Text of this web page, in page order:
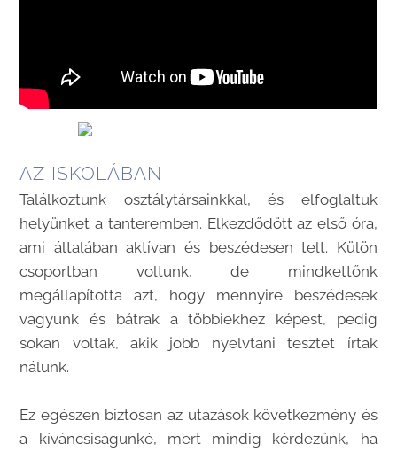
AZ ISKOLÁBAN
Találkoztunk osztálytársainkkal, és elfoglaltuk
helyünket a tanteremben. Elkezdődött az első óra,
ami általában aktívan és beszédesen telt. Külön
csoportban voltunk, de mindkettőnk
megállapította azt, hogy mennyire beszédesek
vagyunk és bátrak a többiekhez képest, pedig
sokan voltak, akik jobb nyelvtani tesztet írtak
nálunk.
Ez egészen biztosan az utazások következmény és
a kíváncsiságunké, mert mindig kérdezünk, ha